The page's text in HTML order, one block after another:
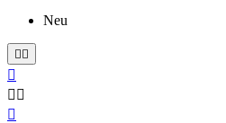
Neu
 

 
